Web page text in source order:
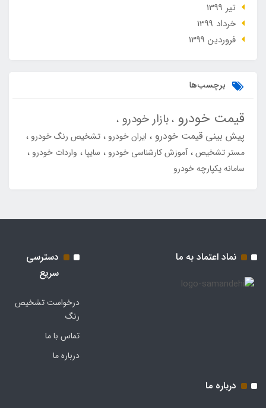
تير 1399
خرداد 1399
فروردین 1399
برچسب‌ها
قیمت خودرو بازار خودرو
پیش بینی قیمت خودرو ایران خودرو
تشخیص رنگ خودرو
مستر تشخیص آموزش کارشناسی خودرو سایپا
واردات خودرو
سامانه یکپارچه خودرو
نماد اعتماد به ما
دسترسی
سریع
درخواست تشخیص
رنگ
تماس با ما
درباره ما
درباره ما